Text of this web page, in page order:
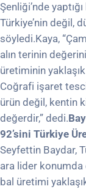
Şenliği’nde
Türkiye’nin değil,
söyledi.Kaya,
alın terinin
üretiminin
Coğrafi işaret
ürün değil, kentin
değerdir,” dedi.
92’sini Türkiye
Seyfettin Baydar,
ara lider konumda
bal üretimi